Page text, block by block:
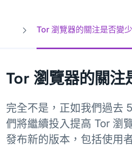
Tor 瀏覽器的關注是否變
Tor 瀏覽器的關注
完全不是，正如我們過去
們將繼續投入提高 Tor 瀏
發布新的版本，包括使用